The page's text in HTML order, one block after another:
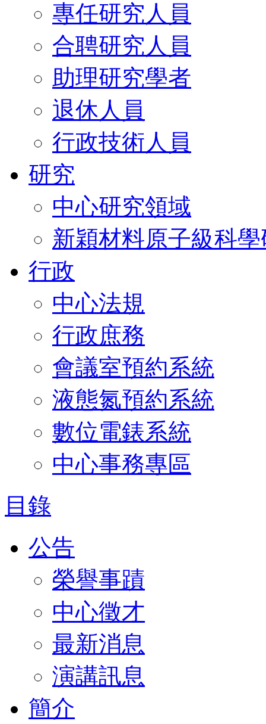
專任研究人員
合聘研究人員
助理研究學者
退休人員
行政技術人員
研究
中心研究領域
新穎材料原子級科
行政
中心法規
行政庶務
會議室預約系統
液態氮預約系統
數位電錶系統
中心事務專區
目錄
公告
榮譽事蹟
中心徵才
最新消息
演講訊息
簡介